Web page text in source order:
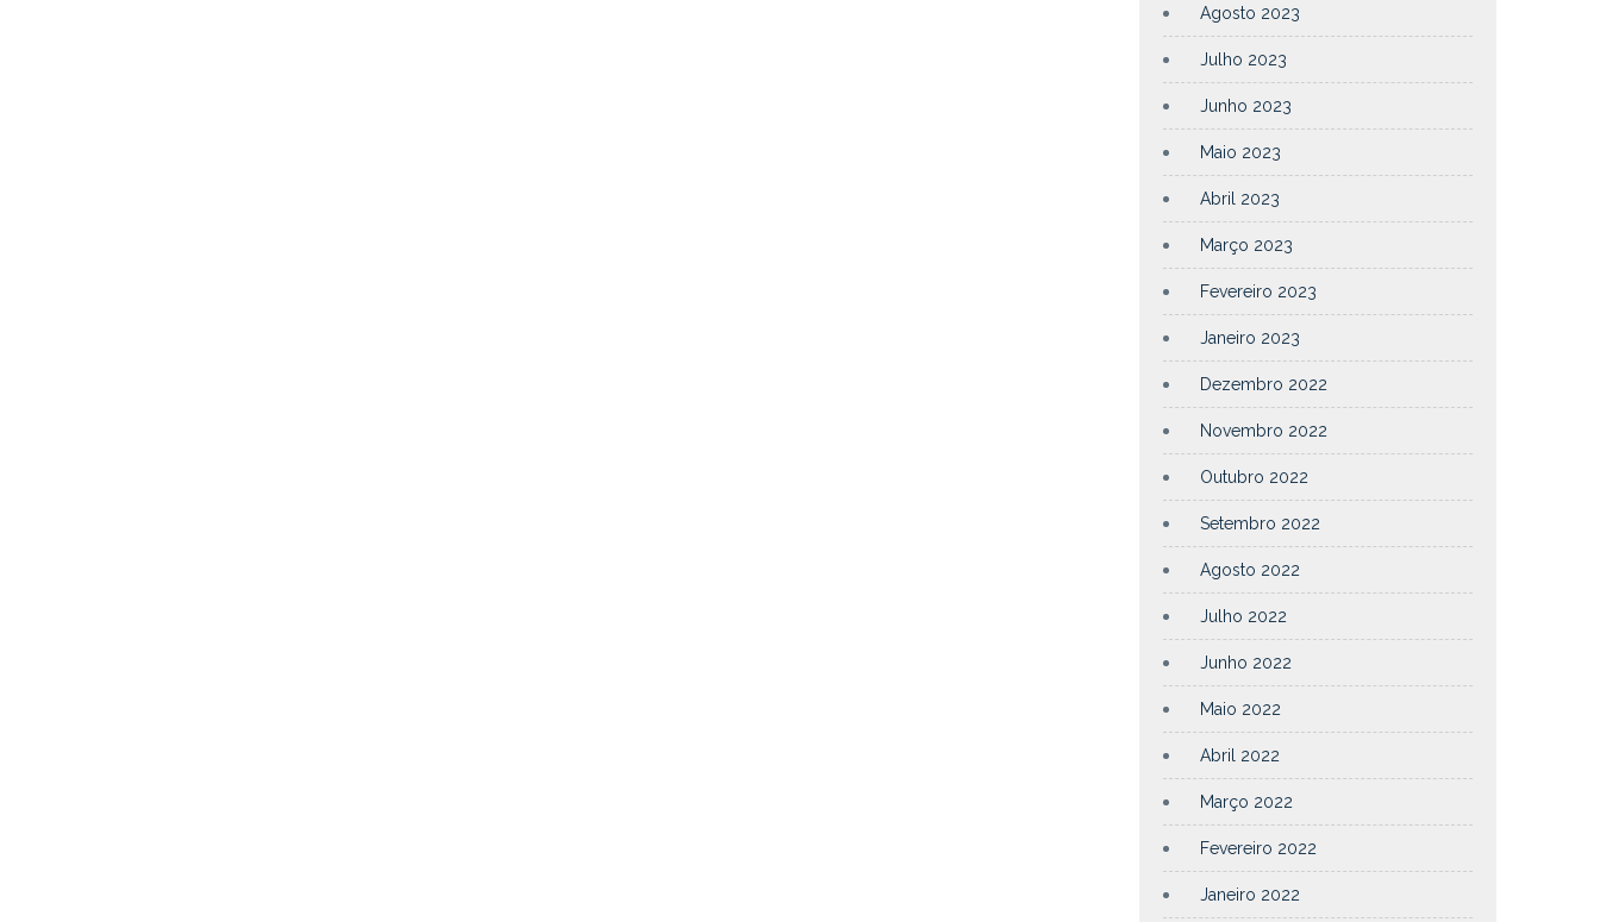
Agosto 2023
Julho 2023
Junho 2023
Maio 2023
Abril 2023
Março 2023
Fevereiro 2023
Janeiro 2023
Dezembro 2022
Novembro 2022
Outubro 2022
Setembro 2022
Agosto 2022
Julho 2022
Junho 2022
Maio 2022
Abril 2022
Março 2022
Fevereiro 2022
Janeiro 2022